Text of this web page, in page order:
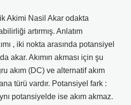
Akimi Nasil Akar odakta
artırmış. Anlatım
, iki nokta arasında potansiyel
akar. Akımın akması için şu
akım (DC) ve alternatif akım
türü vardır. Potansiyel fark :
potansiyelde ise akım akmaz.